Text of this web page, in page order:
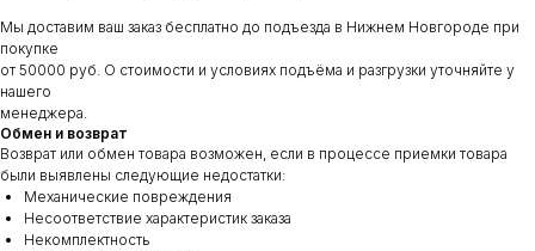
Мы доставим ваш заказ бесплатно до подъезда в Нижнем Новгороде при
покупке
от 50000 руб. О стоимости и условиях подъёма и разгрузки уточняйте у
нашего
менеджера.
Обмен и возврат
Возврат или обмен товара возможен, если в процессе приемки товара
были выявлены следующие недостатки:
Механические повреждения
Несоответствие характеристик заказа
Некомплектность